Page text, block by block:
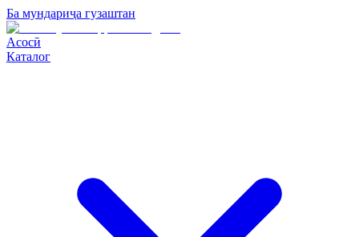
Ба мундариҷа гузаштан
Асосӣ
Каталог